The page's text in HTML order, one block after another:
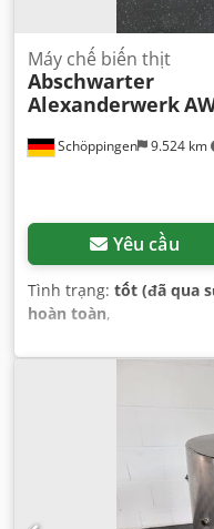
Schöppingen 9.524 km
Máy chế biến thịt
Abschwarter
Alexanderwerk
Yêu cầu
Tình trạng: tốt (đã qua
hoàn toàn,